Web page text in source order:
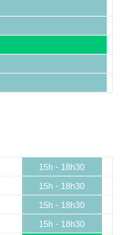
15h - 18h30
15h - 18h30
15h - 18h30
15h - 18h30